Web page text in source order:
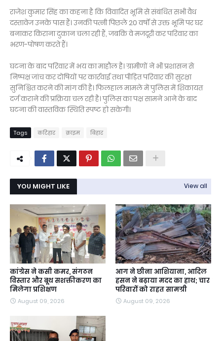
राजेश कुमार सिंह का कहना है कि विवादित भूमि से संबंधित सभी वैध
दस्तावेज उनके पास हैं। उनकी पत्नी पिछले 20 वर्षों से उक्त भूमि पर घर
बनाकर किराना दुकान चला रही हैं, जबकि वे मजदूरी कर परिवार का
भरण-पोषण करते हैं।
घटना के बाद परिवार में भय का माहौल है। ग्रामीणों ने भी प्रशासन से
निष्पक्ष जांच कर दोषियों पर कार्रवाई तथा पीड़ित परिवार की सुरक्षा
सुनिश्चित करने की मांग की है। फिलहाल मामले में पुलिस में शिकायत
दर्ज कराने की प्रक्रिया चल रही है। पुलिस का पक्ष सामने आने के बाद
घटना की वास्तविक स्थिति स्पष्ट हो सकेगी।
Tags कटिहार क्राइम बिहार
YOU MIGHT LIKE View all
कांग्रेस ने कसी कमर, संगठन
विस्तार और बूथ सशक्तीकरण का
मिलेगा प्रशिक्षण
August 09, 2026
आग ने छीना आशियाना, आदिल
हसन ने बढ़ाया मदद का हाथ; चार
परिवारों को राहत सामग्री
August 09, 2026